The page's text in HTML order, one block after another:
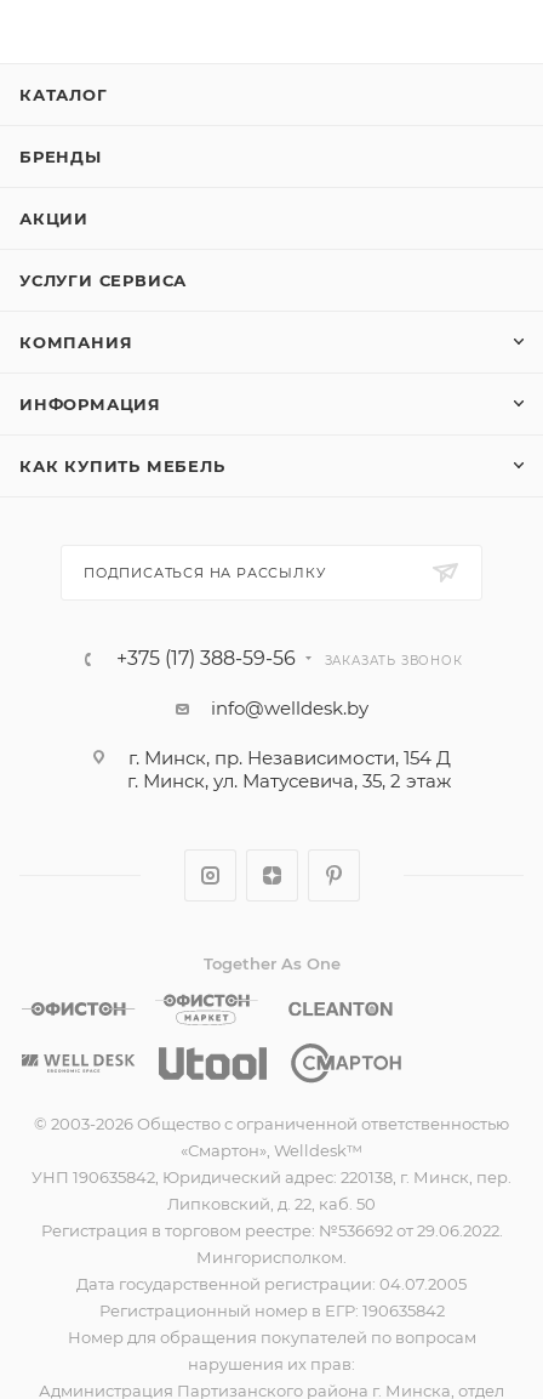
КАТАЛОГ
БРЕНДЫ
АКЦИИ
УСЛУГИ СЕРВИСА
КОМПАНИЯ
ИНФОРМАЦИЯ
КАК КУПИТЬ МЕБЕЛЬ
ПОДПИСАТЬСЯ НА РАССЫЛКУ
+375 (17) 388-59-56 ЗАКАЗАТЬ ЗВОНОК
info@welldesk.by
г. Минск, пр. Независимости, 154 Д
г. Минск, ул. Матусевича, 35, 2 этаж
Together As One
© 2003-2026 Общество с ограниченной ответственностью
«Смартон», Welldesk™
УНП 190635842, Юридический адрес: 220138, г. Минск, пер.
Липковский, д. 22, каб. 50
Регистрация в торговом реестре: №536692 от 29.06.2022.
Мингорисполком.
Дата государственной регистрации: 04.07.2005
Регистрационный номер в ЕГР: 190635842
Номер для обращения покупателей по вопросам
нарушения их прав:
Администрация Партизанского района г. Минска, отдел